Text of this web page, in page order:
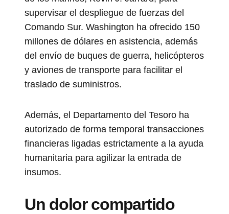
supervisar el despliegue de fuerzas del
Comando Sur. Washington ha ofrecido 150
millones de dólares en asistencia, además
del envío de buques de guerra, helicópteros
y aviones de transporte para facilitar el
traslado de suministros.
Además, el Departamento del Tesoro ha
autorizado de forma temporal transacciones
financieras ligadas estrictamente a la ayuda
humanitaria para agilizar la entrada de
insumos.
Un dolor compartido